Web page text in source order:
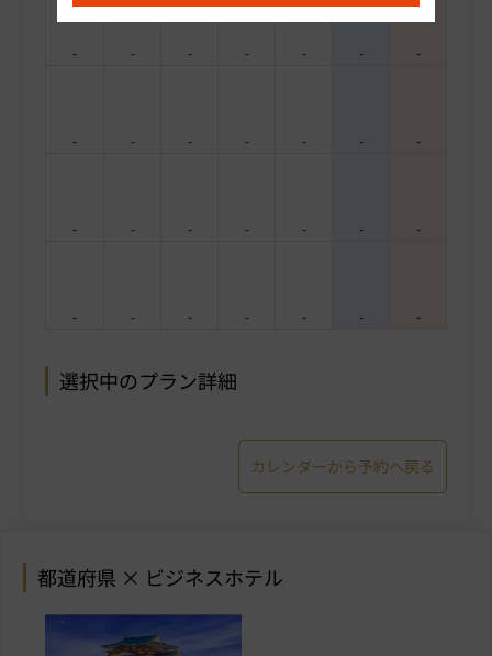
- - - - - - -
- - - - - - -
- - - - - - -
- - - - - - -
選択中のプラン詳細
カレンダーから予約へ戻る
都道府県 × ビジネスホテル